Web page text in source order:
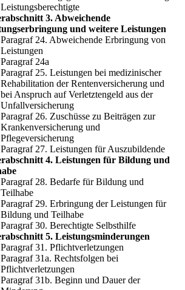
Leistungsberechtigte
3. Abweichende
und weitere Leistungen
Paragraf 24. Abweichende Erbringung von
Leistungen
Paragraf 24a
Paragraf 25. Leistungen bei medizinischer
Rehabilitation der Rentenversicherung und
bei Anspruch auf Verletztengeld aus der
Unfallversicherung
Paragraf 26. Zuschüsse zu Beiträgen zur
Krankenversicherung und
Pflegeversicherung
Paragraf 27. Leistungen für Auszubildende
4. Leistungen für Bildung und
Paragraf 28. Bedarfe für Bildung und
Teilhabe
Paragraf 29. Erbringung der Leistungen für
Bildung und Teilhabe
Paragraf 30. Berechtigte Selbsthilfe
5. Leistungsminderungen
Paragraf 31. Pflichtverletzungen
Paragraf 31a. Rechtsfolgen bei
Pflichtverletzungen
Paragraf 31b. Beginn und Dauer der